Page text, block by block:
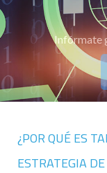
Infórmate
¿POR QUÉ ES
ESTRATEGIA